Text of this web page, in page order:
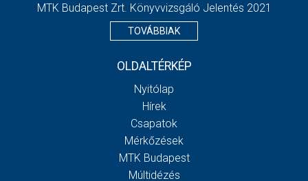
MTK Budapest Zrt. Könyvvizsgáló Jelentés 2021
TOVÁBBIAK
OLDALTÉRKÉP
Nyitólap
Hírek
Csapatok
Mérkőzések
MTK Budapest
Múltidézés